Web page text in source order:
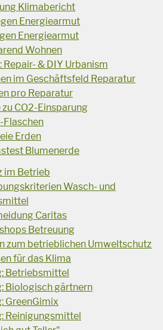
Klimabericht
Energiearmut
Energiearmut
Wohnen
Repair- & DIY Urbanism
im Geschäftsfeld Reparatur
pro Reparatur
CO2-Einsparung
Flaschen
Erden
Blumenerde
im Betrieb
Wasch- und
Caritas
Betreuung
zum betrieblichen Umweltschutz
für das Klima
Betriebsmittel
Biologisch gärtnern
GreenGimix
Reinigungsmittel